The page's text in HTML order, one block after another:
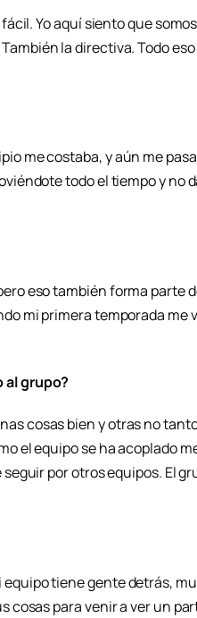
Yo aquí siento que
la directiva. Todo
me costaba, y aún me
todo el tiempo y no
eso también forma parte
mi primera temporada me
al grupo?
cosas bien y otras no
el equipo se ha acoplado
por otros equipos. El
equipo tiene gente detrás,
cosas para venir a ver un